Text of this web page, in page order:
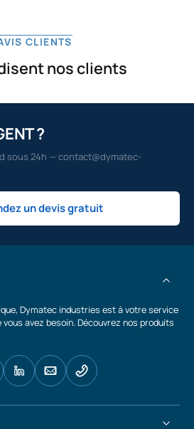
CLIENTS
nos clients
?
sous 24h — contact@dymatec-
un devis gratuit
Dymatec industries est à votre service
avez besoin. Découvrez nos produits